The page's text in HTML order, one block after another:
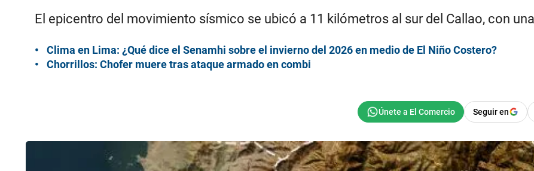
El epicentro del movimiento sísmico se ubicó a 11 kilómetros al sur del Callao, con
Clima en Lima: ¿Qué dice el Senamhi sobre el invierno del 2026 en medio de El Niño Costero?
Chorrillos: Chofer muere tras ataque armado en combi
Seguir en